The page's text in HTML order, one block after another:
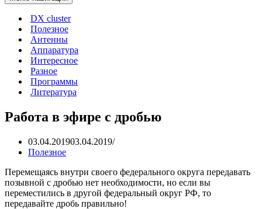
DX cluster
Полезное
Антенны
Аппаратура
Интересное
Разное
Программы
Литература
Работа в эфире с дробью
03.04.201903.04.2019
Полезное
Перемещаясь внутри своего федерального округа передавать
позывной с дробью нет необходимости, но если вы
переместились в другой федеральный округ РФ, то
передавайте дробь правильно!